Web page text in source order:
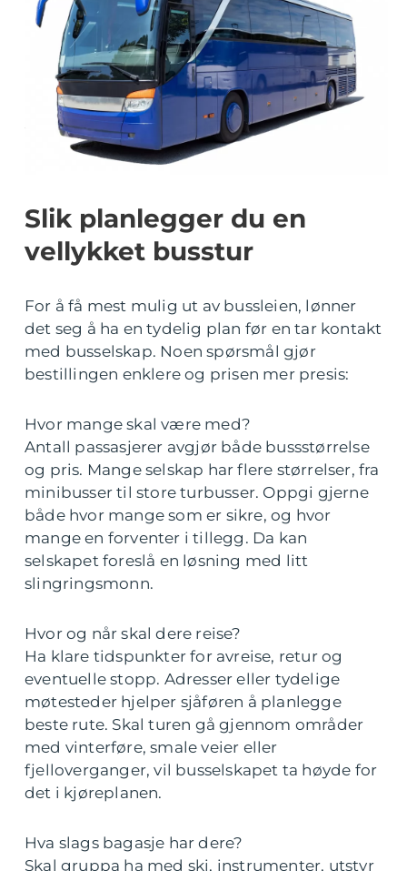
Slik planlegger du en
vellykket busstur
For å få mest mulig ut av bussleien, lønner
det seg å ha en tydelig plan før en tar kontakt
med busselskap. Noen spørsmål gjør
bestillingen enklere og prisen mer presis:
Hvor mange skal være med?
Antall passasjerer avgjør både bussstørrelse
og pris. Mange selskap har flere størrelser, fra
minibusser til store turbusser. Oppgi gjerne
både hvor mange som er sikre, og hvor
mange en forventer i tillegg. Da kan
selskapet foreslå en løsning med litt
slingringsmonn.
Hvor og når skal dere reise?
Ha klare tidspunkter for avreise, retur og
eventuelle stopp. Adresser eller tydelige
møtesteder hjelper sjåføren å planlegge
beste rute. Skal turen gå gjennom områder
med vinterføre, smale veier eller
fjelloverganger, vil busselskapet ta høyde for
det i kjøreplanen.
Hva slags bagasje har dere?
Skal gruppa ha med ski, instrumenter, utstyr